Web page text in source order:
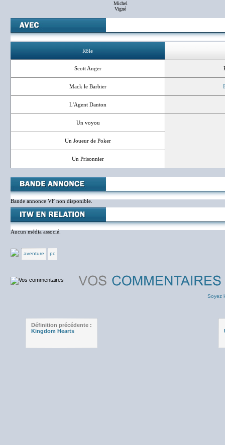
Michel
Vigné
Rôle
Scott Anger
Mack le Barbier
L'Agent Danton
Un voyou
Un Joueur de Poker
Un Prisonnier
Bande annonce VF non disponible.
Aucun média associé.
aventure pc
Soyez
Définition précédente :
Kingdom Hearts